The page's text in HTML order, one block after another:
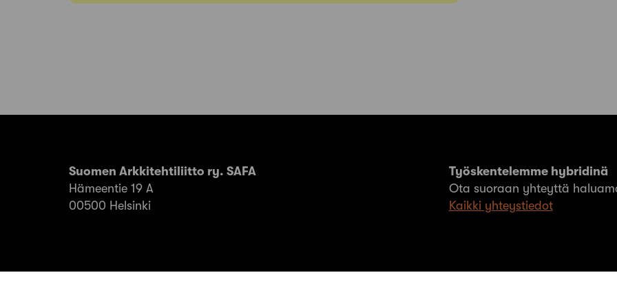
Suomen Arkkitehtiliitto ry. SAFA
Hämeentie 19 A
00500 Helsinki
Työskentelemme hybridinä
Ota suoraan yhteyttä
Kaikki yhteystiedot